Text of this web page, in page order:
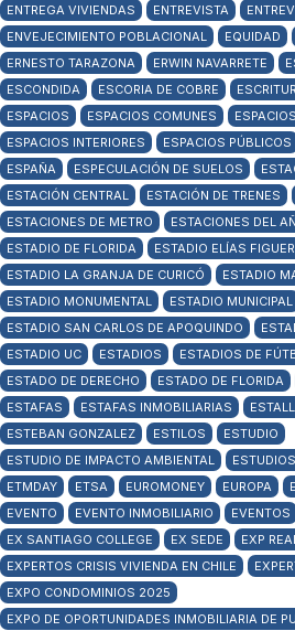
ENTREGA VIVIENDAS ENTREVISTA
ENVEJECIMIENTO POBLACIONAL
EQUIDAD
ERNESTO TARAZONA
ERWIN NAVARRETE
ESCONDIDA
ESCORIA DE COBRE
ESPACIOS
ESPACIOS COMUNES
ESPACIOS INTERIORES
ESPACIOS PÚBLICOS
ESPAÑA
ESPECULACIÓN DE SUELOS
ESTACIÓN CENTRAL
ESTACIÓN DE TRENES
ESTACIONES DE METRO
ESTACIONES DEL
ESTADIO DE FLORIDA
ESTADIO ELÍAS
ESTADIO LA GRANJA DE CURICÓ
ESTADIO
ESTADIO MONUMENTAL
ESTADIO MUNICIPAL
ESTADIO SAN CARLOS DE APOQUINDO
ESTADIO UC
ESTADIOS ESTADIOS DE
ESTADO DE DERECHO
ESTADO DE FLORIDA
ESTAFAS
ESTAFAS INMOBILIARIAS
ESTEBAN GONZALEZ
ESTILOS
ESTUDIO
ESTUDIO DE IMPACTO AMBIENTAL
ESTUDIOS
ETMDAY
ETSA EUROMONEY EUROPA
EVENTO
EVENTO INMOBILIARIO EVENTOS
EX SANTIAGO COLLEGE
EX SEDE EXP
EXPERTOS CRISIS VIVIENDA EN CHILE
EXPO CONDOMINIOS 2025
EXPO DE OPORTUNIDADES INMOBILIARIA DE